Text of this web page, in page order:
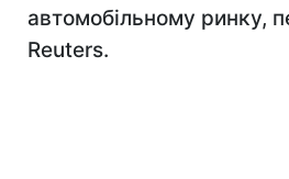
автомобільному ринку,
Reuters.